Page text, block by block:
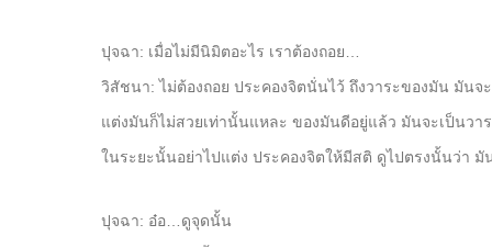
ปุจฉา: เมื่อไม่มีนิมิตอะไร เราต้องถอย…
วิสัชนา: ไม่ต้องถอย ประคองจิตนั่นไว้ ถึงวาระของมัน มันจ
แต่งมันก็ไม่สวยเท่านั้นแหละ ของมันดีอยู่แล้ว มันจะเป็นวา
ในระยะนั้นอย่าไปแต่ง ประคองจิตให้มีสติ ดูไปตรงนั้นว่า มั
ปุจฉา: อ๋อ…ดูจุดนั้น